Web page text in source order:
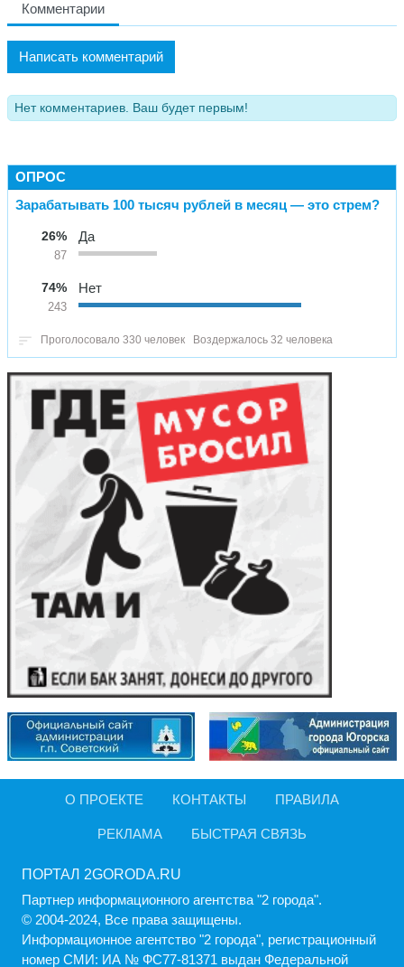
Комментарии
Написать комментарий
Нет комментариев. Ваш будет первым!
ОПРОС
Зарабатывать 100 тысяч рублей в месяц — это стрем?
26%
87
Да
74%
243
Нет
Проголосовало 330 человек Воздержалось 32 человека
О ПРОЕКТЕ КОНТАКТЫ ПРАВИЛА
РЕКЛАМА БЫСТРАЯ СВЯЗЬ
ПОРТАЛ 2GORODA.RU
Партнер информационного агентства "2 города".
© 2004-2024, Все права защищены.
Информационное агентство "2 города", регистрационный
номер СМИ: ИА № ФС77-81371 выдан Федеральной